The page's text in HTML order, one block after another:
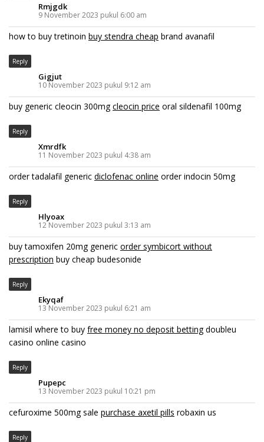
Rmjgdk
9 November 2023 pukul 6:00 am
how to buy tretinoin buy stendra cheap brand avanafil
Reply
Gigjut
10 November 2023 pukul 9:12 am
buy generic cleocin 300mgcleocin price oral sildenafil 100mg
Reply
Xmrdfk
11 November 2023 pukul 4:38 am
order tadalafil generic diclofenac online order indocin 50mg
Reply
Hlyoax
12 November 2023 pukul 3:13 am
buy tamoxifen 20mg generic order symbicort without
prescription buy cheap budesonide
Reply
Ekyqaf
13 November 2023 pukul 6:21 am
lamisil where to buy free money no deposit bettingdoubleu
casino online casino
Reply
Pupepc
13 November 2023 pukul 10:21 pm
cefuroxime 500mg sale purchase axetil pills robaxin us
Reply